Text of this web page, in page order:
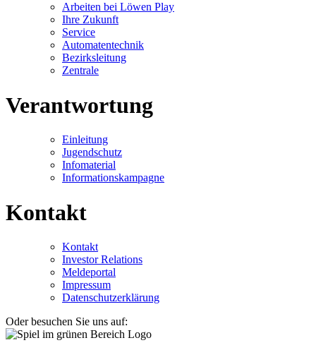
Arbeiten bei Löwen Play
Ihre Zukunft
Service
Automatentechnik
Bezirksleitung
Zentrale
Verantwortung
Einleitung
Jugendschutz
Infomaterial
Informationskampagne
Kontakt
Kontakt
Investor Relations
Meldeportal
Impressum
Datenschutzerklärung
Oder besuchen Sie uns auf: